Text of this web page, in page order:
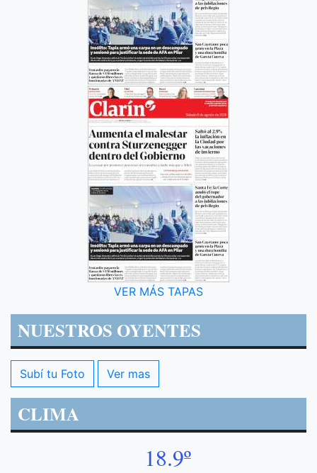
VER MÁS TAPAS
NUESTROS OYENTES
Subí tu Foto Ver mas
CLIMA
18.9º